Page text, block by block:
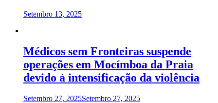
Setembro 13, 2025
Médicos sem Fronteiras suspende
operações em Mocímboa da Praia
devido à intensificação da violência
Setembro 27, 2025Setembro 27, 2025